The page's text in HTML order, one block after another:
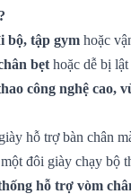
bộ, tập gym hoặc
bẹt hoặc dễ bị
công nghệ cao,
hỗ trợ bàn chân
đôi giày chạy bộ
hỗ trợ vòm